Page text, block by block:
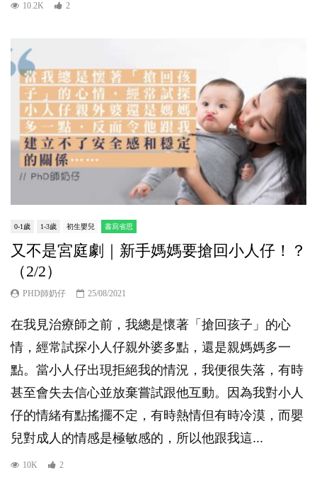
10.2K 2
0-1歲 1-3歲 初生嬰兒 書寫省思
又不是宮庭劇｜新手媽媽要搶回小人仔！？
（2/2）
PHD師奶仔 25/08/2021
在我見治療師之前，我總是懷著「搶回孩子」的心
情，經常試探小人仔親外婆多點，還是親媽媽多一
點。當小人仔出現拒絕我的情況，我便很失落，有時
甚至會失去信心並放棄嘗試跟他互動。因為我對小人
仔的情緒有點搖擺不定，有時熱情但有時冷漠，而嬰
兒對成人的情感是極敏感的，所以他跟我這...
10K 2